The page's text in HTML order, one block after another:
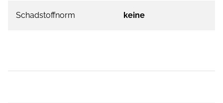
Schadstoffnorm keine